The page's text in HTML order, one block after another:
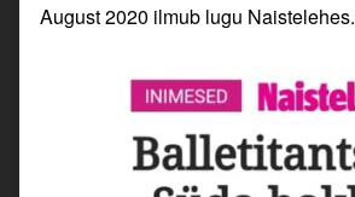
August 2020 ilmub lugu Naistelehes.